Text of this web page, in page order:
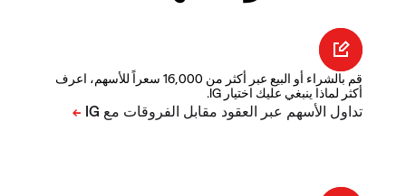
قم بالشراء أو البيع عبر أكثر من 16,000 سعراً للأسهم، اعرف
أكثر لماذا ينبغي عليك اختيار IG.